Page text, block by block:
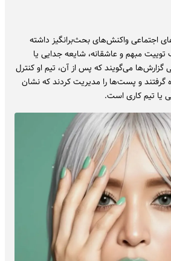
اجتماعی واکنش‌های بحث‌برانگیز داشته
۲۰۱۵، با یک توییت مبهم و عاشقانه، شایعه جدایی یا
گزارش‌ها می‌گویند که پس از آن، تیم او کنترل
گرفتند و پست‌ها را مدیریت کردند که نشان
یا تیم کاری است.